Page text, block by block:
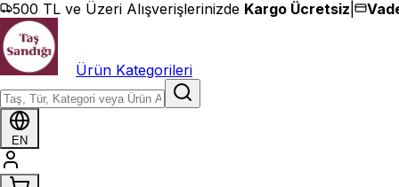
İçeriğe geç
500 TL ve Üzeri Alışverişlerinizde Kargo Ücretsiz
Ürün Kategorileri
EN